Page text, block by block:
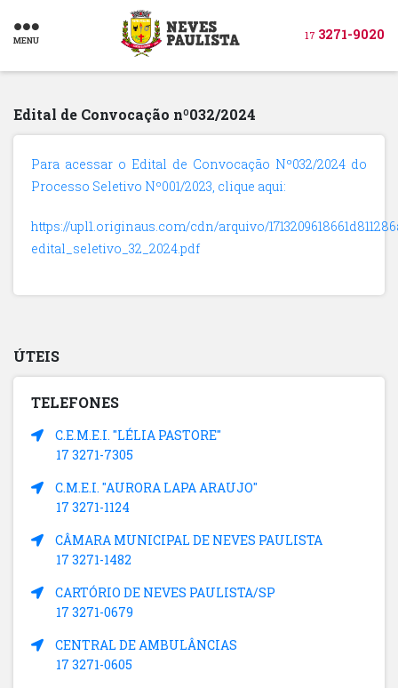
MENU 17 3271-9020
Edital de Convocação nº032/2024
Para acessar o Edital de Convocação Nº032/2024 do
Processo Seletivo Nº001/2023, clique aqui:
https://upl1.originaus.com/cdn/arquivo/
edital_seletivo_32_2024.pdf
ÚTEIS
TELEFONES
C.E.M.E.I. "LÉLIA PASTORE"
17 3271-7305
C.M.E.I. "AURORA LAPA ARAUJO"
17 3271-1124
CÂMARA MUNICIPAL DE NEVES PAULISTA
17 3271-1482
CARTÓRIO DE NEVES PAULISTA/SP
17 3271-0679
CENTRAL DE AMBULÂNCIAS
17 3271-0605